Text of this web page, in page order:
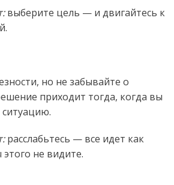
выберите цель — и двигайтесь к
но не забывайте о
приходит тогда, когда вы
ситуацию.
расслабьтесь — все идет как
не видите.